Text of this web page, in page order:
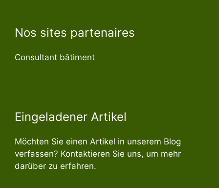
Nos sites partenaires
Consultant bâtiment
Eingeladener Artikel
Möchten Sie einen Artikel in unserem Blog
verfassen? Kontaktieren Sie uns, um mehr
darüber zu erfahren.